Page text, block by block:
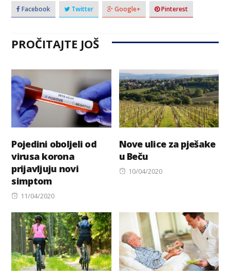
Facebook Twitter Google+ Pinterest
PROČITAJTE JOŠ
Pojedini oboljeli od
virusa korona
prijavljuju novi
simptom
Posted
11/04/2020
Nove ulice za pješake
u Beču
Posted
10/04/2020